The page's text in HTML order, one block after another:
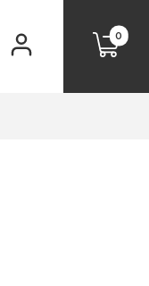
Zaloguj się Koszyk